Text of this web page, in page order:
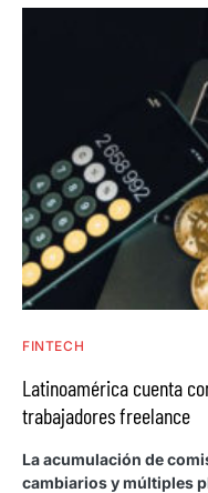
FINTECH
Latinoamérica cuenta
trabajadores freelance
La acumulación de
cambiarios y múltiples